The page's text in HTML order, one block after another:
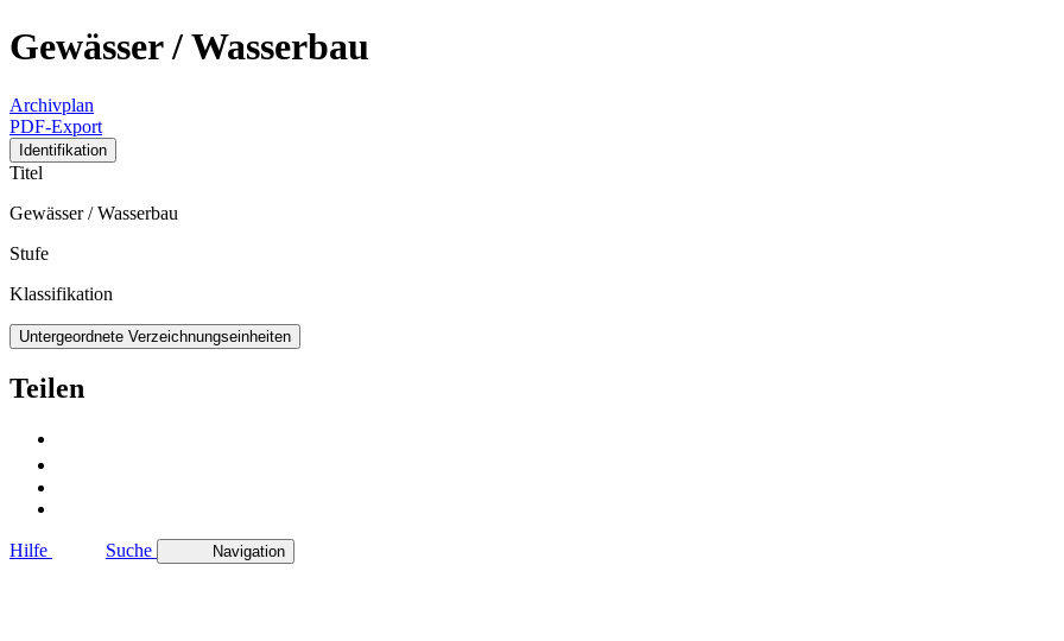
Gewässer / Wasserbau
Archivplan
PDF-Export
Identifikation
Titel
Gewässer / Wasserbau
Stufe
Klassifikation
Untergeordnete Verzeichnungseinheiten
Teilen
Hilfe Suche Navigation